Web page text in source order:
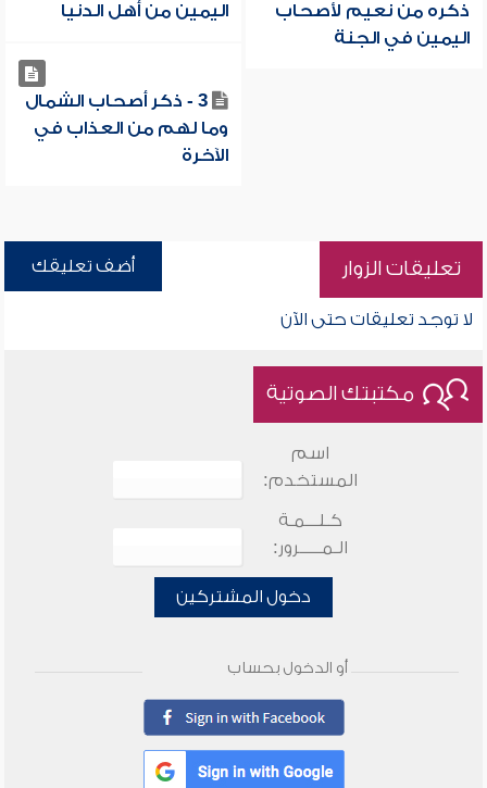
ذكره من نعيم لأصحاب
اليمين في الجنة
اليمين من أهل الدنيا
3 - ذكر أصحاب الشمال
وما لهم من العذاب في
الآخرة
تعليقات الزوار أضف تعليقك
لا توجد تعليقات حتى الآن
مكتبتك الصوتية
اسم
المستخدم:
كـلـــمـة
الـمـــــرور:
دخول المشتركين
أو الدخول بحساب